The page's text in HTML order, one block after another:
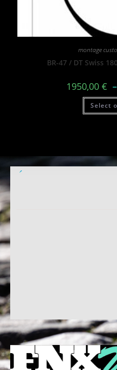
montage
BR-47 / DT Swiss
1950,00 € –
Select